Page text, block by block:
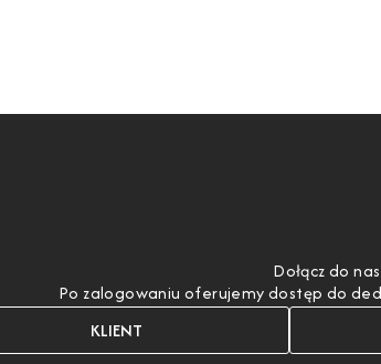
Dołącz do
Po zalogowaniu oferujemy dostęp do
KLIENT